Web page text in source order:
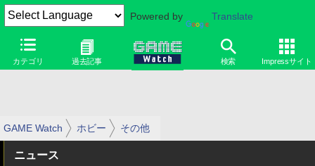
Powered by Translate
カテゴリ 過去記事 検索 Impressサイト
GAME Watch ホビー その他
ニュース